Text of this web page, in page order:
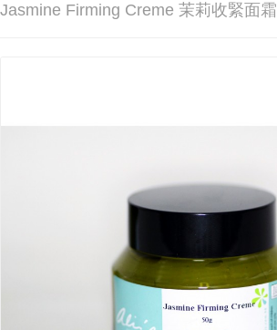
Jasmine Firming Creme 茉莉收緊面霜